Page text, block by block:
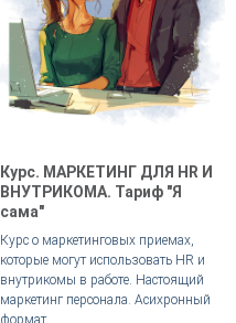
Курс. МАРКЕТИНГ ДЛЯ HR И
ВНУТРИКОМА. Тариф "Я
сама"
Курс о маркетинговых приемах,
которые могут использовать HR и
внутрикомы в работе. Настоящий
маркетинг персонала. Асихронный
формат